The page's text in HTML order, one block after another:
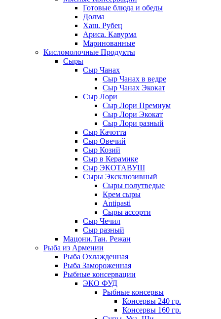
Готовые блюда и обеды
Долма
Хаш. Рубец
Ариса. Кавурма
Маринованные
Кисломолочные Продукты
Сыры
Сыр Чанах
Сыр Чанах в ведре
Сыр Чанах Экокат
Сыр Лори
Сыр Лори Премиум
Сыр Лори Экокат
Сыр Лори разный
Сыр Качотта
Сыр Овечий
Сыр Козий
Сыр в Керамике
Сыр ЭКОТАВУШ
Сыры Эксклюзивный
Сыры полутведые
Крем сыры
Antipasti
Сыры ассорти
Сыр Чечил
Сыр разный
Мацони.Тан. Режан
Рыба из Армении
Рыба Охлажденная
Рыба Замороженная
Рыбные консервации
ЭКО ФУД
Рыбные консервы
Консервы 240 гр.
Консервы 160 гр.